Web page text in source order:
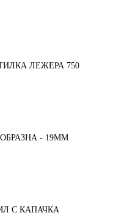
ЛЕЖЕРА 750
- 19ММ
С КАПАЧКА